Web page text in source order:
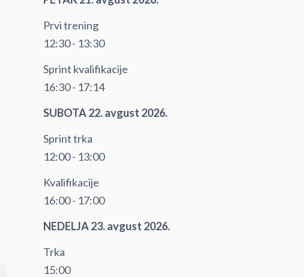
Prvi trening
12:30 - 13:30
Sprint kvalifikacije
16:30 - 17:14
SUBOTA 22. avgust 2026.
Sprint trka
12:00 - 13:00
Kvalifikacije
16:00 - 17:00
NEDELJA 23. avgust 2026.
Trka
15:00